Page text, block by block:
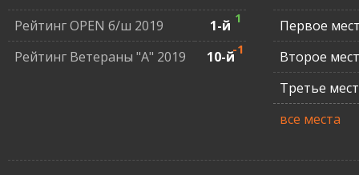
Рейтинг OPEN б/ш 2019 1-й 1
Рейтинг Ветераны "А" 2019 10-й-1
Первое
Второе
Третье
все места